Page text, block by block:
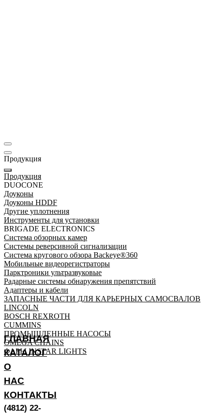
ГЛАВНАЯ
КАТАЛОГ
О
НАС
КОНТАКТЫ
(4812) 22-
Продукция
Продукция
DUOCONE
Доуконы
Доуконы HDDF
Другие уплотнения
Инструменты для установки
BRIGADE ELECTRONICS
Система обзорных камер
Системы реверсивной сигнализации
Система кругового обзора Backeye®360
Мобильные видеорегистраторы
Парктроники ультразвуковые
Радарные системы обнаружения препятствий
Адаптеры и кабели
ЗАПАСНЫЕ ЧАСТИ ДЛЯ КАРЬЕРНЫХ САМОСВАЛОВ
LINCOLN
BOSCH REXROTH
CUMMINS
ПРОМЫШЛЕННЫЕ НАСОСЫ
OMEGA CHAINS
ФАРЫ INSTAR LIGHTS